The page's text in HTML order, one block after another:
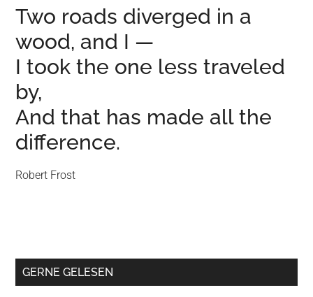
Two roads diverged in a
wood, and I —
I took the one less traveled
by,
And that has made all the
difference.
Robert Frost
GERNE GELESEN